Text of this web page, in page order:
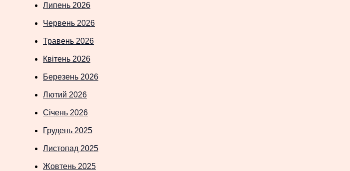
Липень 2026
Червень 2026
Травень 2026
Квітень 2026
Березень 2026
Лютий 2026
Січень 2026
Грудень 2025
Листопад 2025
Жовтень 2025